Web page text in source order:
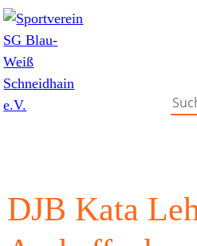
DJB Kata